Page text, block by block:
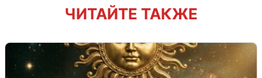
ЧИТАЙТЕ ТАКЖЕ